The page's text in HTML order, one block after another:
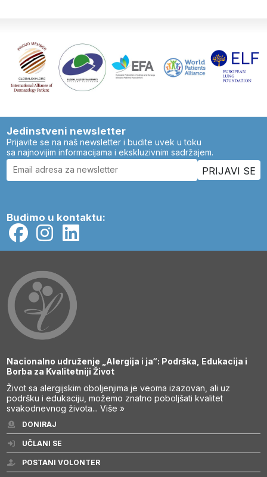
Jedinstveni newsletter
Prijavite se na naš newsletter i budite uvek u toku
sa najnovijim informacijama i ekskluzivnim sadržajem.
Budimo u kontaktu:
Nacionalno udruženje „Alergija i ja“: Podrška, Edukacija i
Borba za Kvalitetniji Život
Život sa alergijskim oboljenjima je veoma izazovan, ali uz
podršku i edukaciju, možemo znatno poboljšati kvalitet
svakodnevnog života...Više »
DONIRAJ
UČLANI SE
POSTANI VOLONTER